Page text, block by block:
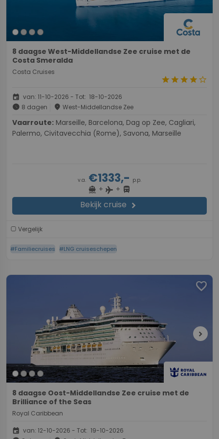
8 daagse West-Middellandse Zee cruise met de
Costa Smeralda
Costa Cruises
starstarstarstarstar_border
event van: 11-10-2026 - Tot: 18-10-2026
schedule 8 dagen place West-Middellandse Zee
Vaarroute:
Palermo, Civitavecchia (Rome), Savona, Marseille
v.a. €1333,- p.p.
directions_boat + flight + directions_bus
Bekijk cruise chevron_right
Vergelijk
#Familiecruises #LNG cruiseschepen
favorite
chevron_right
8 daagse Oost-Middellandse Zee cruise met de
Brilliance of the Seas
Royal Caribbean
event van: 12-10-2026 - Tot: 19-10-2026